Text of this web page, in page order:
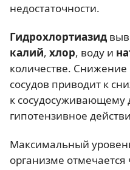
недостаточности.
Гидрохлортиазид
калий, хлор, воду и
количестве. Снижение
сосудов приводит к
к сосудосуживающему
гипотензивное
Максимальный
организме